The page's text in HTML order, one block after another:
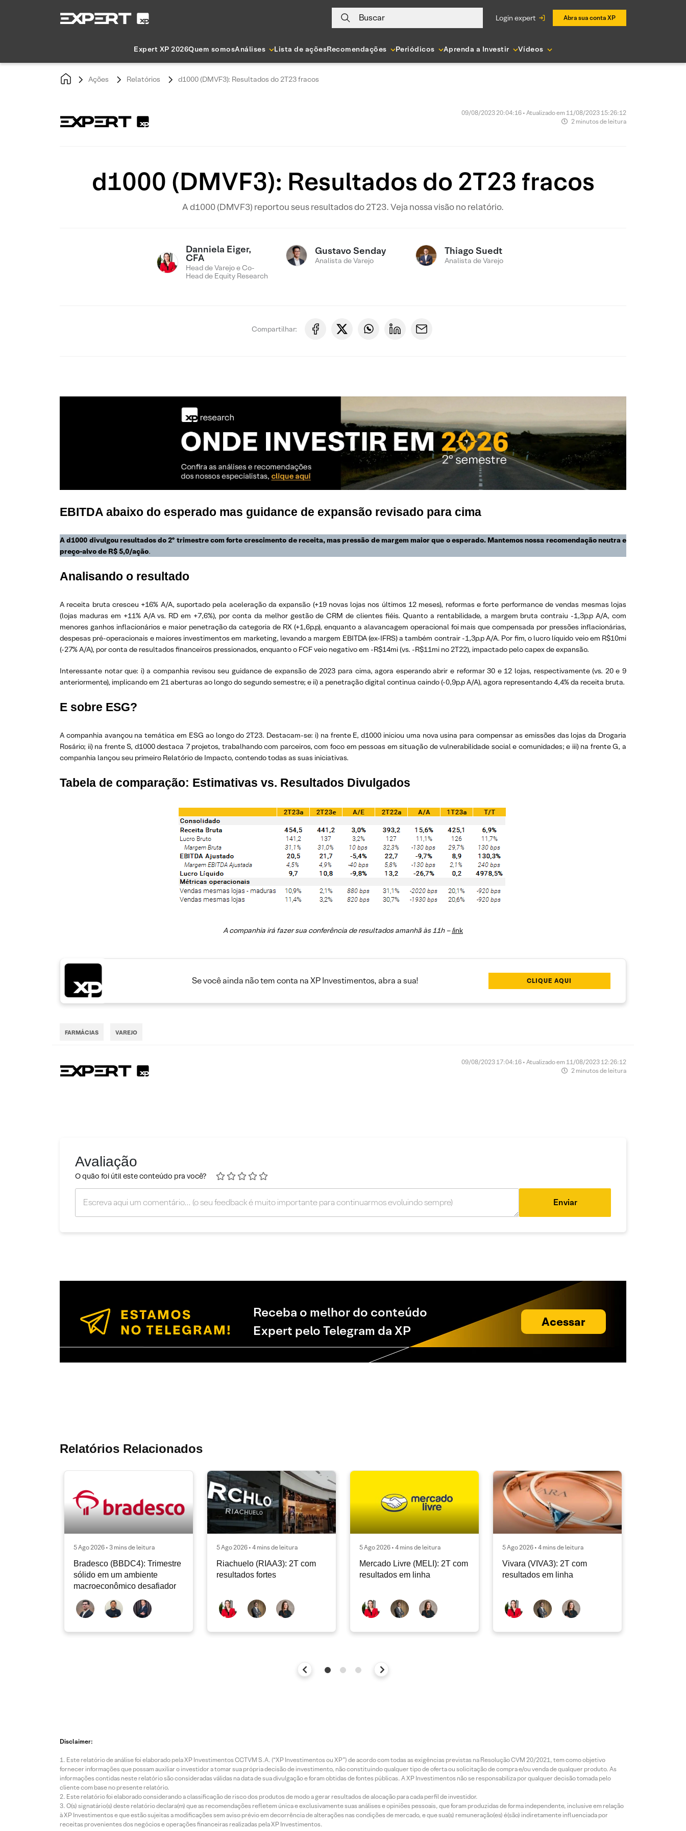
Buscar login expert Abra sua conta XP
Expert XP 2026Quem somosAnálises Lista de açõesRecomendações Periódicos Aprenda a Investir Vídeos
Ações Relatórios d1000 (DMVF3): Resultados do 2T23 fracos
09/08/2023 20:04:16 • Atualizado em 11/08/2023 15:26:12
2 minutos de leitura
d1000 (DMVF3): Resultados do 2T23 fracos
A d1000 (DMVF3) reportou seus resultados do 2T23. Veja nossa visão no relatório.
Danniela Eiger,
CFA
Head de Varejo e Co-
Head de Equity Research
Gustavo Senday
Analista de Varejo
Thiago Suedt
Analista de Varejo
Compartilhar:
EBITDA abaixo do esperado mas guidance de expansão revisado para cima
A d1000 divulgou resultados do 2º trimestre com forte crescimento de receita, mas pressão de margem maior que o esperado. Mantemos nossa recomendação neutra e
preço-alvo de R$ 5,0/ação.
Analisando o resultado
A receita bruta cresceu +16% A/A, suportado pela aceleração da expansão (+19 novas lojas nos últimos 12 meses), reformas e forte performance de vendas mesmas lojas
(lojas maduras em +11% A/A vs. RD em +7,6%), por conta da melhor gestão de CRM de clientes fiéis. Quanto a rentabilidade, a margem bruta contraiu -1,3p.p A/A, com
menores ganhos inflacionários e maior penetração da categoria de RX (+1,6p.p), enquanto a alavancagem operacional foi mais que compensada por pressões inflacionárias,
despesas pré-operacionais e maiores investimentos em marketing, levando a margem EBITDA (ex-IFRS) a também contrair -1,3p.p A/A. Por fim, o lucro líquido veio em R$10mi
(-27% A/A), por conta de resultados financeiros pressionados, enquanto o FCF veio negativo em -R$14mi (vs. -R$11mi no 2T22), impactado pelo capex de expansão.
Interessante notar que: i) a companhia revisou seu guidance de expansão de 2023 para cima, agora esperando abrir e reformar 30 e 12 lojas, respectivamente (vs. 20 e 9
anteriormente), implicando em 21 aberturas ao longo do segundo semestre; e ii) a penetração digital continua caindo (-0,9p.p A/A), agora representando 4,4% da receita bruta.
E sobre ESG?
A companhia avançou na temática em ESG ao longo do 2T23. Destacam-se: i) na frente E, d1000 iniciou uma nova usina para compensar as emissões das lojas da Drogaria
Rosário; ii) na frente S, d1000 destaca 7 projetos, trabalhando com parceiros, com foco em pessoas em situação de vulnerabilidade social e comunidades; e iii) na frente G, a
companhia lançou seu primeiro Relatório de Impacto, contendo todas as suas iniciativas.
Tabela de comparação: Estimativas vs. Resultados Divulgados
A companhia irá fazer sua conferência de resultados amanhã às 11h –link
Se você ainda não tem conta na XP Investimentos, abra a sua! CLIQUE AQUI
FARMÁCIAS VAREJO
09/08/2023 17:04:16 • Atualizado em 11/08/2023 12:26:12
2 minutos de leitura
Avaliação
O quão foi útil este conteúdo pra você?
Enviar
Receba o melhor do conteúdo
Expert pelo Telegram da XP
Acessar
Relatórios Relacionados
5 Ago 2026 • 3 mins de leitura
Bradesco (BBDC4): Trimestre
sólido em um ambiente
macroeconômico desafiador
5 Ago 2026 • 4 mins de leitura
Riachuelo (RIAA3): 2T com
resultados fortes
5 Ago 2026 • 4 mins de leitura
Mercado Livre (MELI): 2T com
resultados em linha
5 Ago 2026 • 4 mins de leitura
Vivara (VIVA3): 2T com
resultados em linha
Disclaimer:
Este relatório de análise foi elaborado pela XP Investimentos CCTVM S.A. (“XP Investimentos ou XP”) de acordo com todas as exigências previstas na Resolução CVM 20/2021, tem como objetivo
fornecer informações que possam auxiliar o investidor a tomar sua própria decisão de investimento, não constituindo qualquer tipo de oferta ou solicitação de compra e/ou venda de qualquer produto. As
informações contidas neste relatório são consideradas válidas na data de sua divulgação e foram obtidas de fontes públicas. A XP Investimentos não se responsabiliza por qualquer decisão tomada pelo
cliente com base no presente relatório.
Este relatório foi elaborado considerando a classificação de risco dos produtos de modo a gerar resultados de alocação para cada perfil de investidor.
O(s) signatário(s) deste relatório declara(m) que as recomendações refletem única e exclusivamente suas análises e opiniões pessoais, que foram produzidas de forma independente, inclusive em relação
à XP Investimentos e que estão sujeitas a modificações sem aviso prévio em decorrência de alterações nas condições de mercado, e que sua(s) remuneração(es) é(são) indiretamente influenciada por
receitas provenientes dos negócios e operações financeiras realizadas pela XP Investimentos.